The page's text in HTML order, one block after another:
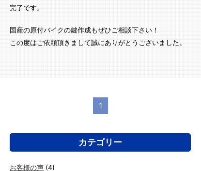
完了です。
国産の原付バイクの鍵作成もぜひご相談下さい！
この度はご依頼頂きまして誠にありがとうございました。
1
カテゴリー
お客様の声 (4)